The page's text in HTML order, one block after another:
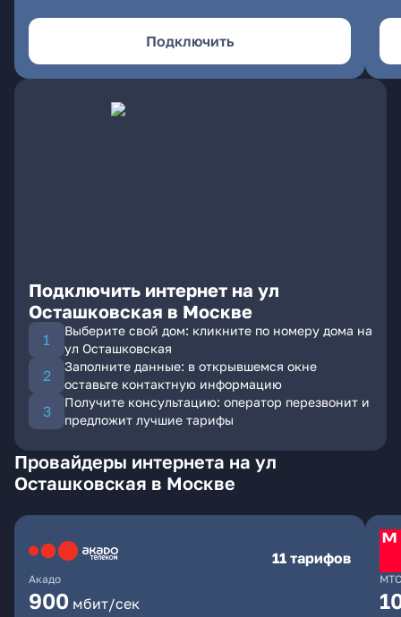
Подключить
Подключить интернет на ул
Осташковская в Москве
Выберите свой дом: кликните по номеру дома на
ул Осташковская
Заполните данные: в открывшемся окне
оставьте контактную информацию
Получите консультацию: оператор перезвонит и
предложит лучшие тарифы
Провайдеры интернета на ул
Осташковская в Москве
Акадо
11 тарифов
900 мбит/сек
МТС